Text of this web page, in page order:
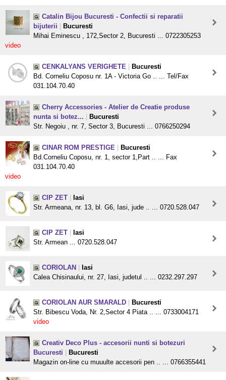
Catalin Bijou Bucuresti - Confectii si reparatii
bijuterii
Bucuresti
Mihai Eminescu , 172,Sector 2, Bucuresti ... 0722305253
video
CENKALYANS VERIGHETE
Bucuresti
Bd. Corneliu Coposu nr. 1A - Victoria Go .. ... Tel/Fax
031.104.70.40
Cherry Accessories - Atelier de Creatie produse
nunta si botez...
Bucuresti
Str. Negoiu , nr. 7, Sector 3, Bucuresti ... 0766250294
CINAR ROM PRESTIGE
Bucuresti
Bd.Corneliu Coposu, nr. 1, sector 1,Part .. ... Fax
031.104.70.40
video
CIP ZET
Iasi
Str. Armeana, nr. 13, bl. G6, Iasi, jude .. ... 0720.528.047
CIP ZET
Iasi
Str. Armean ... 0720.528.047
CORIOLAN
Iasi
Calea Chisinaului, nr. 27, Iasi, judetul .. ... 0232.297.297
CORIOLAN AUR SMARALD
Bucuresti
Str. Bibescu Voda, Nr. 2,Sector 4 Piata .. ... 0733004171
video
Creativ Deco Plus - accesorii nunti si botezuri
Bucuresti
Bucuresti
Magazin on-line cu muuulte accesorii pen .. ... 0766355441